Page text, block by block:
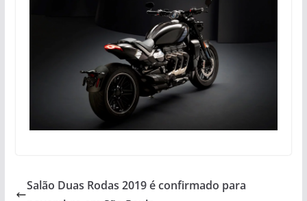
Salão Duas Rodas 2019 é confirmado para